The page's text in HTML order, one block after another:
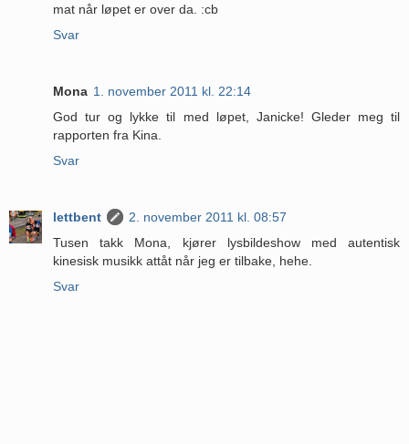
mat når løpet er over da. :cb
Svar
Mona 1. november 2011 kl. 22:14
God tur og lykke til med løpet, Janicke! Gleder meg til
rapporten fra Kina.
Svar
lettbent
2. november 2011 kl. 08:57
Tusen takk Mona, kjører lysbildeshow med autentisk
kinesisk musikk attåt når jeg er tilbake, hehe.
Svar